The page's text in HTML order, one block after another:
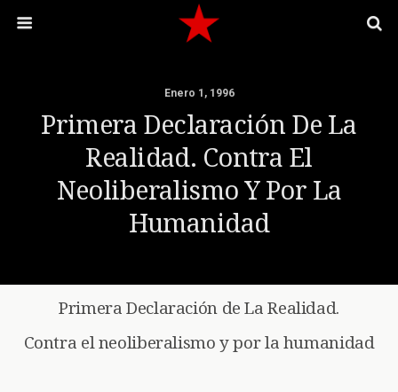
Enero 1, 1996
Primera Declaración De La
Realidad. Contra El
Neoliberalismo Y Por La
Humanidad
Primera Declaración de La Realidad.
Contra el neoliberalismo y por la humanidad